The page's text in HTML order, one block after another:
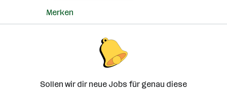
Merken
Sollen wir dir neue Jobs für genau diese